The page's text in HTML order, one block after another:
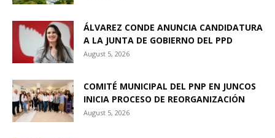
ÁLVAREZ CONDE ANUNCIA CANDIDATURA
A LA JUNTA DE GOBIERNO DEL PPD
August 5, 2026
COMITÉ MUNICIPAL DEL PNP EN JUNCOS
INICIA PROCESO DE REORGANIZACIÓN
August 5, 2026